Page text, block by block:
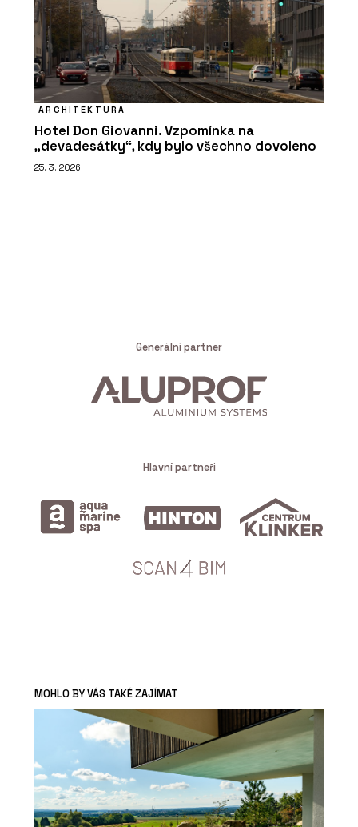
ARCHITEKTURA
Hotel Don Giovanni. Vzpomínka na
„devadesátky“, kdy bylo všechno dovoleno
25. 3. 2026
Generální partner
Hlavní partneři
MOHLO BY VÁS TAKÉ ZAJÍMAT